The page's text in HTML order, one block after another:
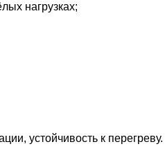
нагрузках;
устойчивость к перегреву.